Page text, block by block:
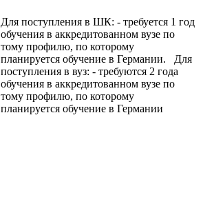
Для поступления в ШК: - требуется 1 год
обучения в аккредитованном вузе по
тому профилю, по которому
планируется обучение в Германии. Для
поступления в вуз: - требуются 2 года
обучения в аккредитованном вузе по
тому профилю, по которому
планируется обучение в Германии